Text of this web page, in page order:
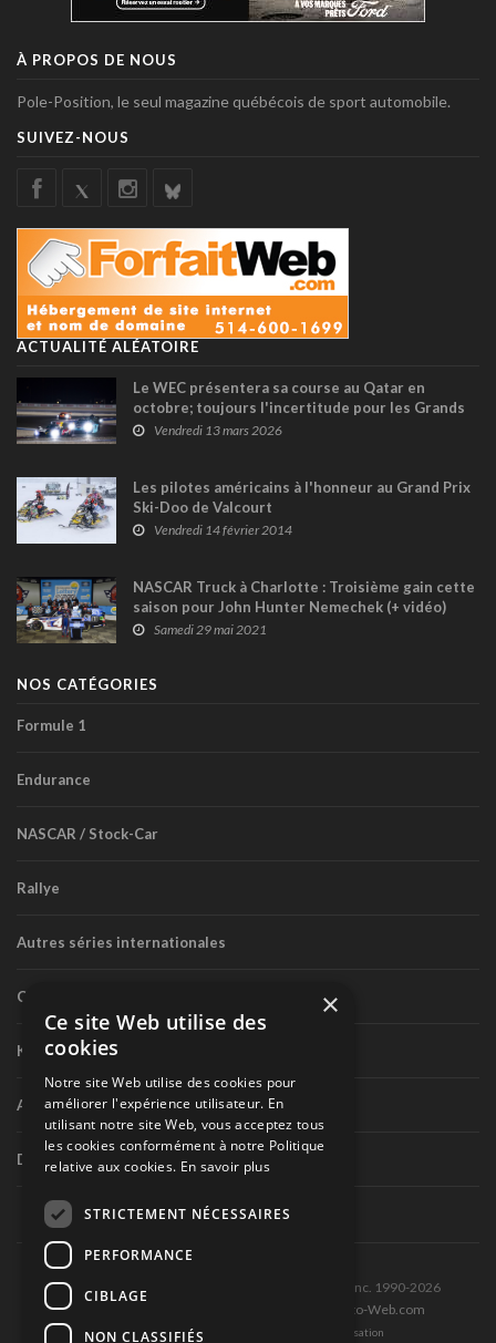
À PROPOS DE NOUS
Pole-Position, le seul magazine québécois de sport automobile.
SUIVEZ-NOUS
ACTUALITÉ ALÉATOIRE
Le WEC présentera sa course au Qatar en
octobre; toujours l'incertitude pour les Grands
Prix de Bahreïn et d'Arabie saoudite
Vendredi 13 mars 2026
Les pilotes américains à l'honneur au Grand Prix
Ski-Doo de Valcourt
Vendredi 14 février 2014
NASCAR Truck à Charlotte : Troisième gain cette
saison pour John Hunter Nemechek (+ vidéo)
Samedi 29 mai 2021
NOS CATÉGORIES
Formule 1
Endurance
NASCAR / Stock-Car
Rallye
Autres séries internationales
Circuit routier canadien
Karting
Autres séries nationales
Divers
Tous droits réservés © Les Éditions Pole-Position inc. 1990-2026
Ce site est produit et hébergé par Montréal-Photo-Web.com
Politique de confidentialité et Conditions d’utilisation
×
Ce site Web utilise des
cookies
Notre site Web utilise des cookies pour
améliorer l'expérience utilisateur. En
utilisant notre site Web, vous acceptez tous
les cookies conformément à notre Politique
relative aux cookies. En savoir plus
STRICTEMENT NÉCESSAIRES
PERFORMANCE
CIBLAGE
NON CLASSIFIÉS